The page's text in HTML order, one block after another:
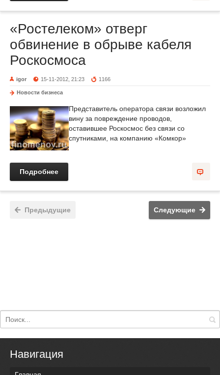
«Ростелеком» отверг
обвинение в обрыве кабеля
Роскосмоса
igor 15-11-2012, 21:23 1166
Новости бизнеса
Представитель оператора связи возложил
вину за повреждение проводов,
оставившее Роскосмос без связи со
спутниками, на компанию «Комкор»
Подробнее
Предыдущие Следующие
Навигация